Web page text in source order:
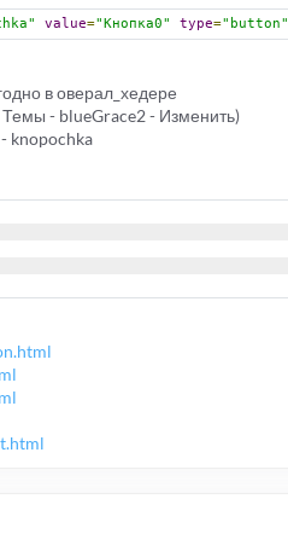
value="Кнопка0" type="button"
в оверал_хедере
Темы - blueGrace2 - Изменить)
knopochka